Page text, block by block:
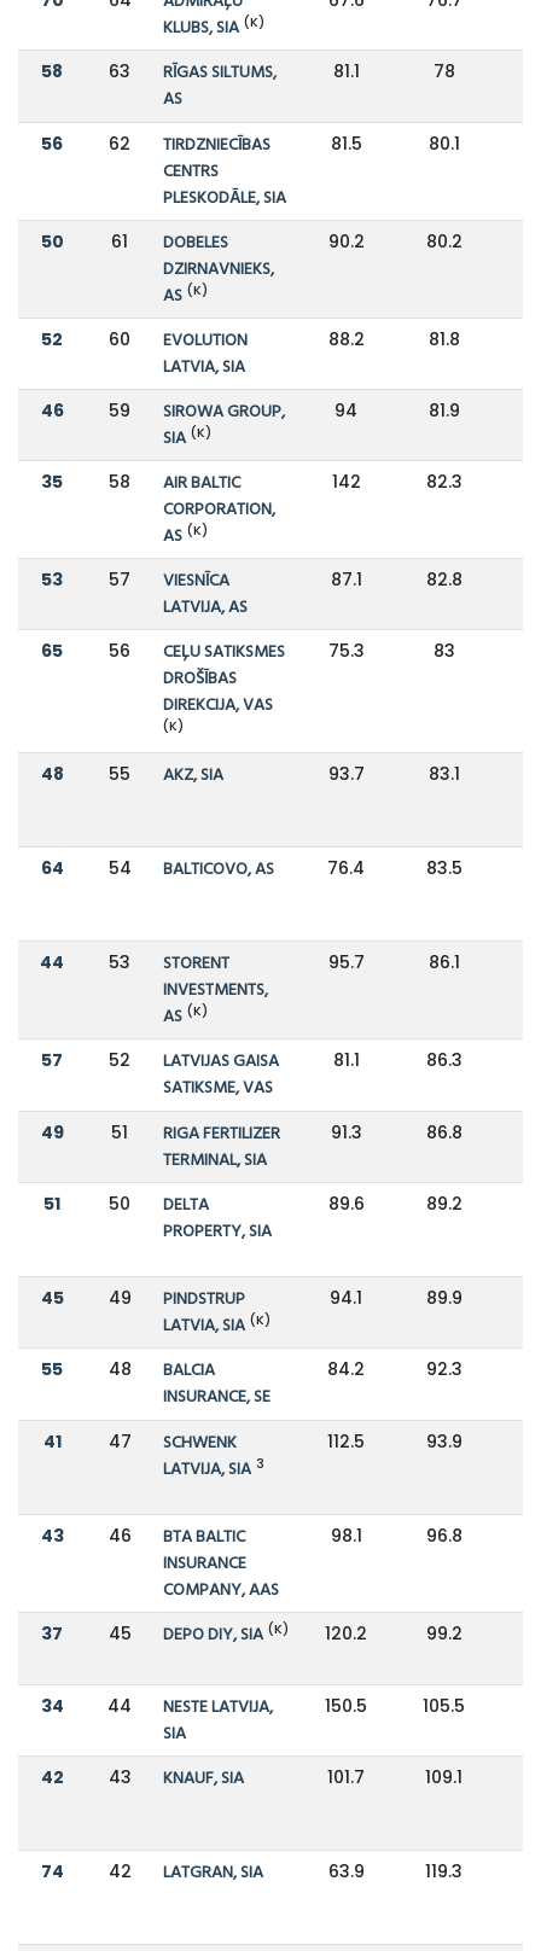
KLUBS, SIA (K)
58 63
RĪGAS SILTUMS,
AS
81.1 78
56 62
TIRDZNIECĪBAS
CENTRS
PLESKODĀLE, SIA
81.5 80.1
50 61
DOBELES
DZIRNAVNIEKS,
AS (K)
90.2 80.2
52 60
EVOLUTION
LATVIA, SIA
88.2 81.8
46 59
SIROWA GROUP,
SIA (K)
94 81.9
35 58
AIR BALTIC
CORPORATION,
AS (K)
142 82.3
53 57
VIESNĪCA
LATVIJA, AS
87.1 82.8
65 56
CEĻU SATIKSMES
DROŠĪBAS
DIREKCIJA, VAS
(K)
75.3 83
48 55 AKZ, SIA 93.7 83.1
64 54 BALTICOVO, AS 76.4 83.5
44 53
STORENT
INVESTMENTS,
AS (K)
95.7 86.1
57 52
LATVIJAS GAISA
SATIKSME, VAS
81.1 86.3
49 51
RIGA FERTILIZER
TERMINAL, SIA
91.3 86.8
51 50
DELTA
PROPERTY, SIA
89.6 89.2
45 49
PINDSTRUP
LATVIA, SIA (K)
94.1 89.9
55 48
BALCIA
INSURANCE, SE
84.2 92.3
41 47
SCHWENK
LATVIJA, SIA 3
112.5 93.9
43 46
BTA BALTIC
INSURANCE
COMPANY, AAS
98.1 96.8
37 45 DEPO DIY, SIA (K) 120.2 99.2
34 44
NESTE LATVIJA,
SIA
150.5 105.5
42 43 KNAUF, SIA 101.7 109.1
74 42 LATGRAN, SIA 63.9 119.3